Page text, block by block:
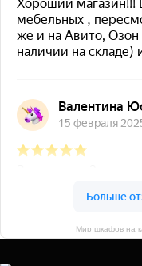
Мир шкафов на